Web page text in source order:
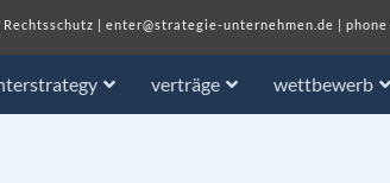
| enter@strategie-unternehmen.de | phone
verträge wettbewerb